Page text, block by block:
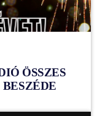
ÖSSZES